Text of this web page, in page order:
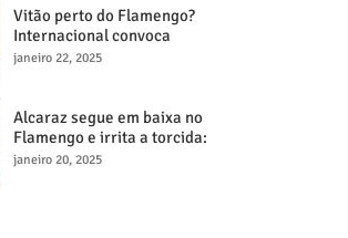
Vitão perto do Flamengo?
Internacional convoca
reunião decisiva para tentar
janeiro 22, 2025
Alcaraz segue em baixa no
Flamengo e irrita a torcida:
"Maior contratação, menor
janeiro 20, 2025